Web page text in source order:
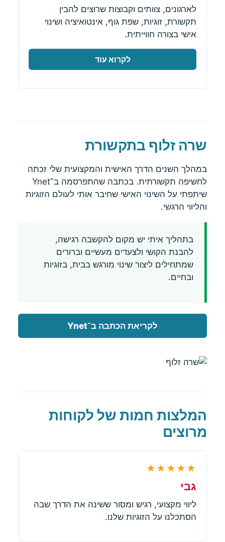
לארגונים, צוותים וקבוצות שרוצים להבין
תקשורת, זוגיות, שפת גוף, אינטואיציה ושינוי
אישי בצורה חווייתית.
לקרוא עוד
שרה זלוף בתקשורת
במהלך השנים הדרך האישית והמקצועית שלי זכתה
לחשיפה תקשורתית. בכתבה שהתפרסמה ב־Ynet
שיתפתי על השינוי האישי שחיבר אותי לעולם הזוגיות
והליווי הרגשי.
בתהליך איתי יש מקום להקשבה רגישה,
להבנת הקושי ולצעדים מעשיים וברורים
שמתחילים ליצור שינוי מורגש בבית, בזוגיות
ובחיים.
לקריאת הכתבה ב־Ynet
המלצות חמות של לקוחות
מרוצים
★★★★★
גבי
ליווי מקצועי, רגיש ומסור ששינה את הדרך שבה
הסתכלנו על הזוגיות שלנו.